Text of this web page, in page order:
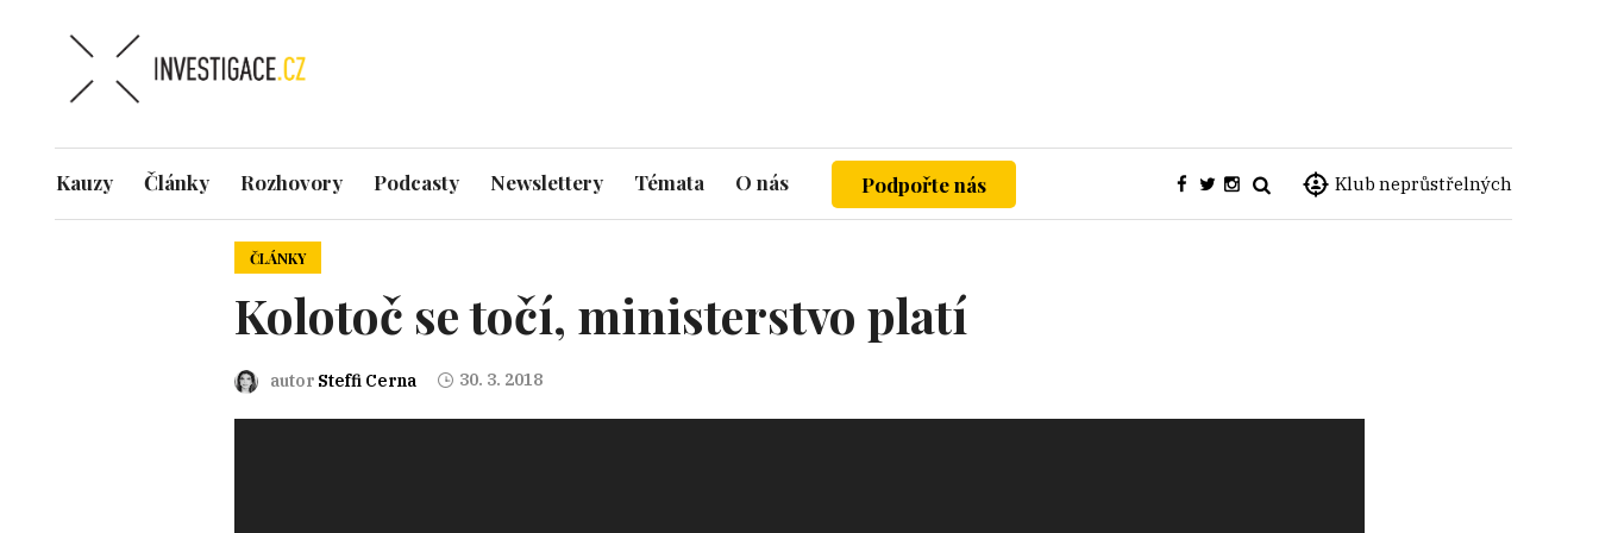
Klub neprůstřelných
Kauzy Články Rozhovory Podcasty Newslettery Témata O nás Podpořte nás
ČLÁNKY
Kolotoč se točí, ministerstvo platí
autor Steffi Cerna 30. 3. 2018